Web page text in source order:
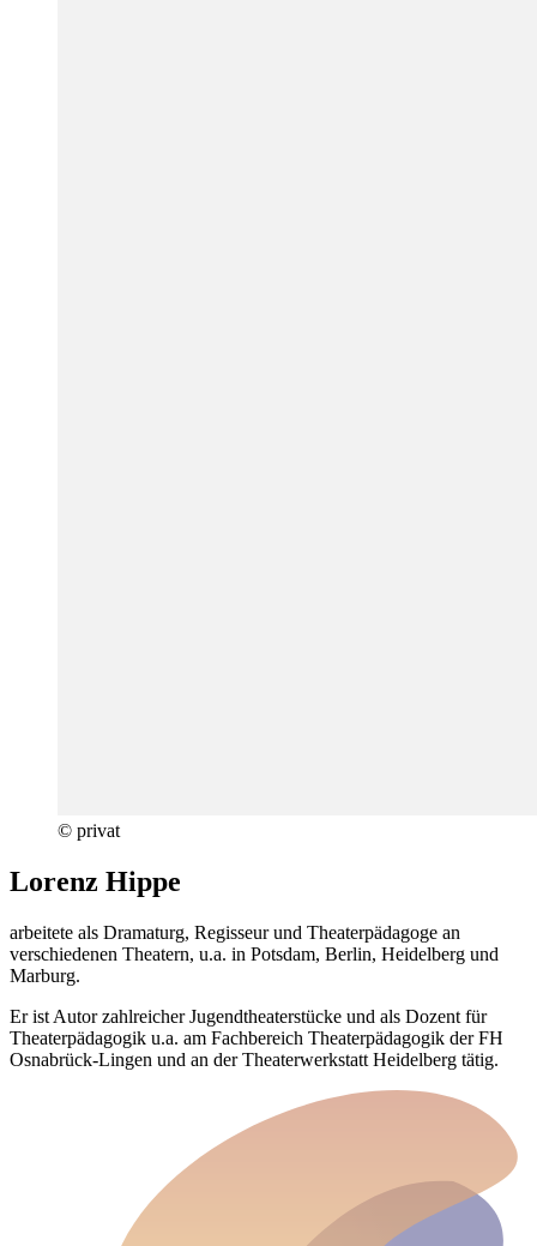
© privat
Lorenz Hippe
arbeitete als Dramaturg, Regisseur und Theaterpädagoge an
verschiedenen Theatern, u.a. in Potsdam, Berlin, Heidelberg und
Marburg.
Er ist Autor zahlreicher Jugendtheaterstücke und als Dozent für
Theaterpädagogik u.a. am Fachbereich Theaterpädagogik der FH
Osnabrück-Lingen und an der Theaterwerkstatt Heidelberg tätig.